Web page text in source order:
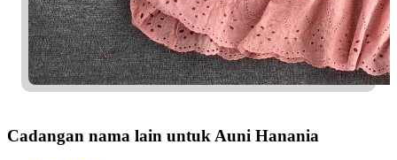
Cadangan nama lain untuk Auni Hanania